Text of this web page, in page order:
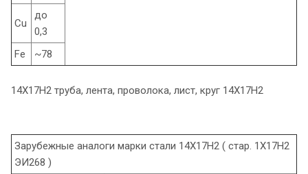
Cu
до
0,3
Fe
~78
14Х17Н2 труба, лента, проволока, лист, круг 14Х17Н2
Зарубежные аналоги марки стали 14Х17Н2 ( стар. 1Х17Н2
ЭИ268 )